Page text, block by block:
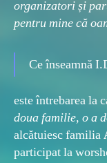
organizatori și
pentru mine că
Ce înseamnă
este întrebarea la
doua familie, o a
alcătuiesc familia
participat la